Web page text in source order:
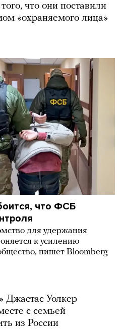
что они поставили
«охраняемого лица»
что ФСБ
для удержания
к усилению
пишет Bloomberg
Джастас Уолкер
с семьей
из России